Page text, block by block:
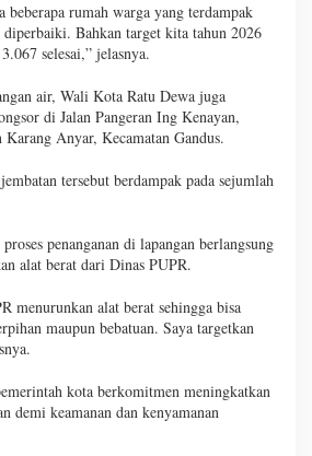
beberapa rumah warga yang terdampak
Bahkan target kita tahun 2026
selesai,” jelasnya.
air, Wali Kota Ratu Dewa juga
di Jalan Pangeran Ing Kenayan,
Anyar, Kecamatan Gandus.
tersebut berdampak pada sejumlah
penanganan di lapangan berlangsung
alat berat dari Dinas PUPR.
menurunkan alat berat sehingga bisa
maupun bebatuan. Saya targetkan
kota berkomitmen meningkatkan
demi keamanan dan kenyamanan